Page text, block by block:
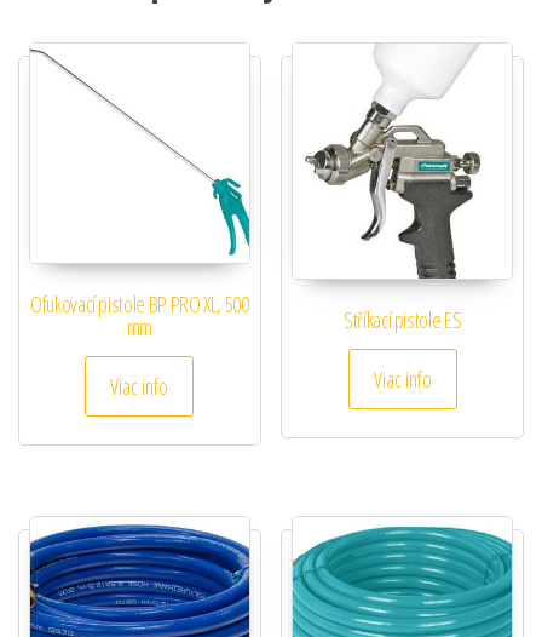
Ofukovací pistole BP PRO XL, 500
mm
Viac info
Stříkací pistole ES
Viac info